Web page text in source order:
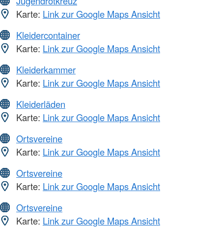
Karte: Link zur Google Maps Ansicht
Kleidercontainer
Karte: Link zur Google Maps Ansicht
Kleiderkammer
Karte: Link zur Google Maps Ansicht
Kleiderläden
Karte: Link zur Google Maps Ansicht
Ortsvereine
Karte: Link zur Google Maps Ansicht
Ortsvereine
Karte: Link zur Google Maps Ansicht
Ortsvereine
Karte: Link zur Google Maps Ansicht